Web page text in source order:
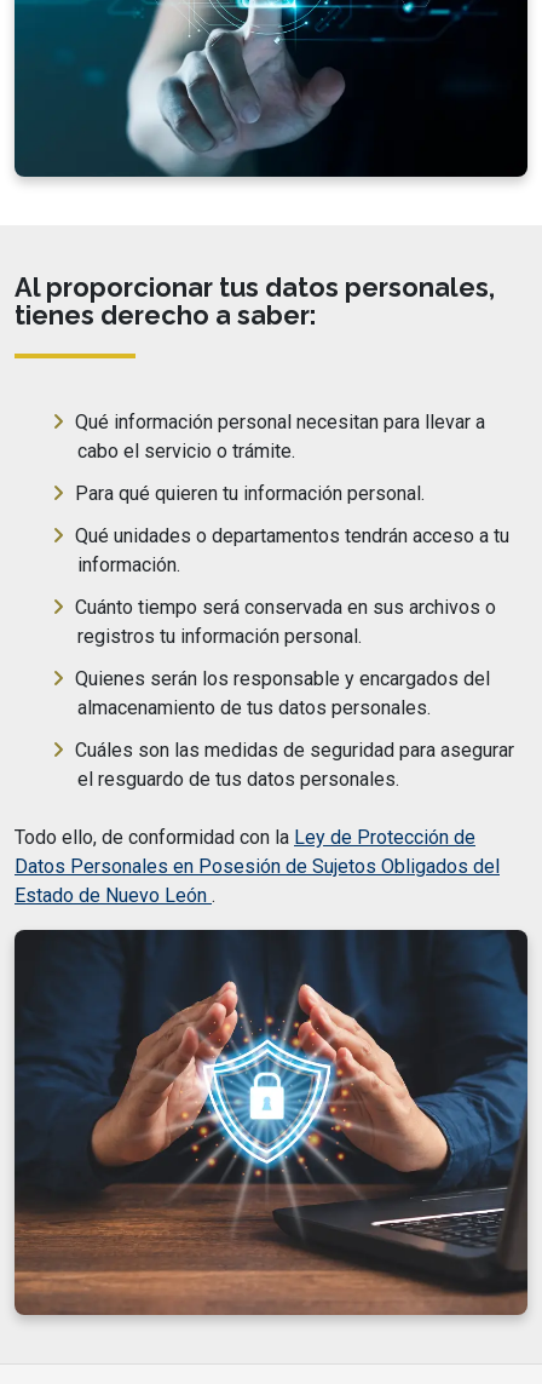
Al proporcionar tus datos personales,
tienes derecho a saber:
Qué información personal necesitan para llevar a
cabo el servicio o trámite.
Para qué quieren tu información personal.
Qué unidades o departamentos tendrán acceso a tu
información.
Cuánto tiempo será conservada en sus archivos o
registros tu información personal.
Quienes serán los responsable y encargados del
almacenamiento de tus datos personales.
Cuáles son las medidas de seguridad para asegurar
el resguardo de tus datos personales.
Todo ello, de conformidad con la Ley de Protección de
Datos Personales en Posesión de Sujetos Obligados del
Estado de Nuevo León .